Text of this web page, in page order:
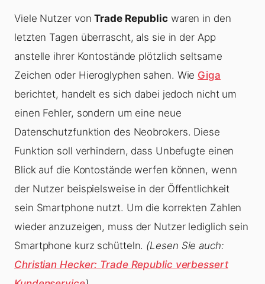
Viele Nutzer vonTrade Republicwaren in den
letzten Tagen überrascht, als sie in der App
anstelle ihrer Kontostände plötzlich seltsame
Zeichen oder Hieroglyphen sahen. Wie Giga
berichtet, handelt es sich dabei jedoch nicht um
einen Fehler, sondern um eine neue
Datenschutzfunktion des Neobrokers. Diese
Funktion soll verhindern, dass Unbefugte einen
Blick auf die Kontostände werfen können, wenn
der Nutzer beispielsweise in der Öffentlichkeit
sein Smartphone nutzt. Um die korrekten Zahlen
wieder anzuzeigen, muss der Nutzer lediglich sein
Smartphone kurz schütteln. (Lesen Sie auch:
Christian Hecker: Trade Republic verbessert